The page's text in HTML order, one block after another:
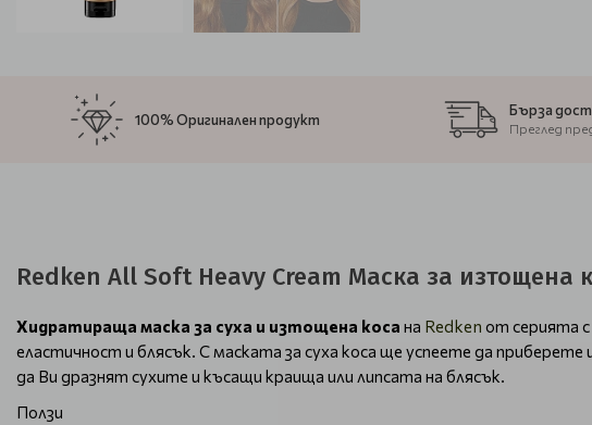
100% Оригинален продукт
Бърза
Преглед
Redken All Soft Heavy Cream Маска за изтощена
Хидратираща маска за суха и изтощена коса на Redken от серията
еластичност и блясък. С маската за суха коса ще успеете да
да Ви дразнят сухите и късащи краища или липсата на блясък.
Ползи